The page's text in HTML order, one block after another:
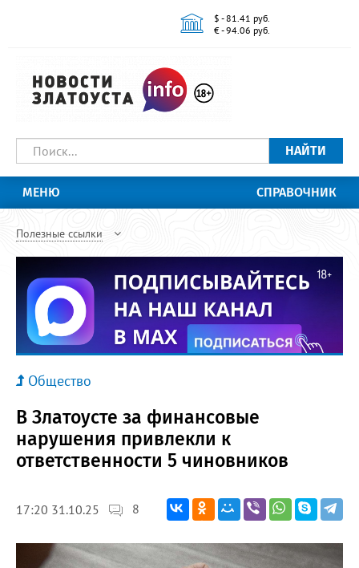
$ - 81.41 руб.
€ - 94.06 руб.
НАЙТИ
МЕНЮ СПРАВОЧНИК
Полезные ссылки
Общество
В Златоусте за финансовые
нарушения привлекли к
ответственности 5 чиновников
17:20 31.10.25 8